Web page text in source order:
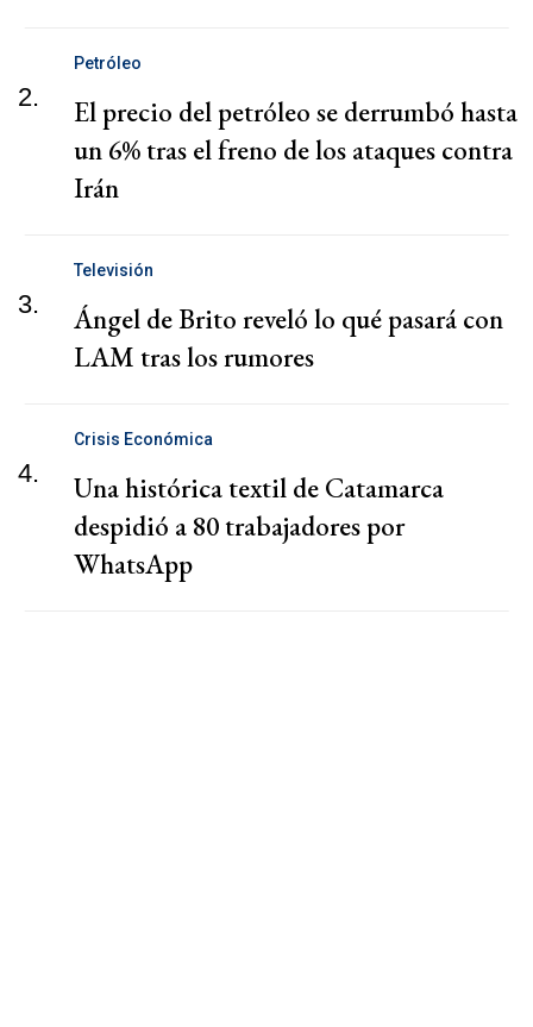
2.
Petróleo
El precio del petróleo se derrumbó hasta
un 6% tras el freno de los ataques contra
Irán
3.
Televisión
Ángel de Brito reveló lo qué pasará con
LAM tras los rumores
4.
Crisis Económica
Una histórica textil de Catamarca
despidió a 80 trabajadores por
WhatsApp